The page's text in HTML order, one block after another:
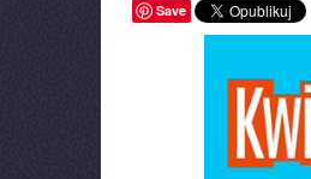
Save